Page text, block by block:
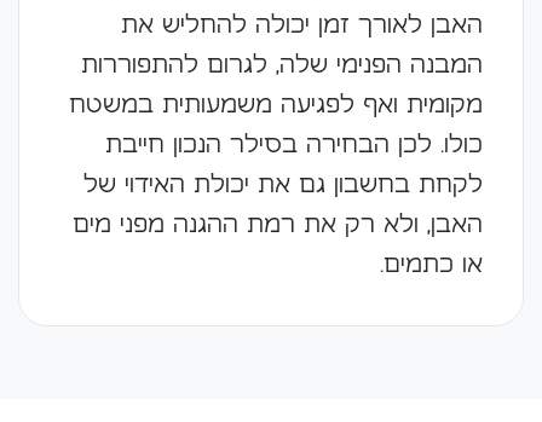
האבן לאורך זמן יכולה להחליש את
המבנה הפנימי שלה, לגרום להתפוררות
מקומית ואף לפגיעה משמעותית במשטח
כולו. לכן הבחירה בסילר הנכון חייבת
לקחת בחשבון גם את יכולת האידוי של
האבן, ולא רק את רמת ההגנה מפני מים
או כתמים.